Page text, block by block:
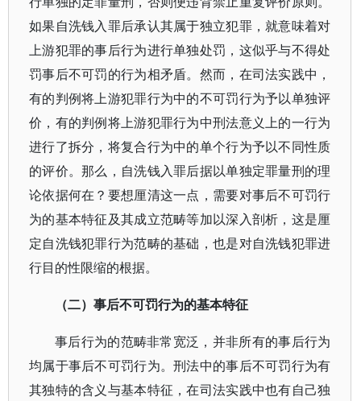
如果自洗钱入罪后承认其属于独立犯罪，就意味着对
上游犯罪的事后行为进行单独处罚，这似乎与不得处
罚事后不可罚的行为相矛盾。然而，在司法实践中，
有的判例将上游犯罪行为中的不可罚行为予以单独评
价，有的判例将上游犯罪行为中刑法意义上的一行为
进行了拆分，将复合行为中的单个行为予以不同性质
的评价。那么，自洗钱入罪后据以单独定罪量刑的理
论依据何在？要想厘清这一点，需要对事后不可罚行
为的基本特征及其成立范畴等加以深入剖析，这是厘
定自洗钱犯罪行为范畴的基础，也是对自洗钱犯罪进
行目的性限缩的根据。
（二）事后不可罚行为的基本特征
事后行为的范畴非常宽泛，并非所有的事后行为
均属于事后不可罚行为。刑法中的事后不可罚行为有
其独特的含义与基本特征，在司法实践中也有自己独